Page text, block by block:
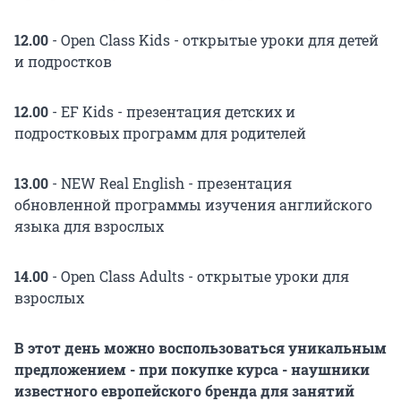
12.00 - Open Class Kids - открытые уроки для детей
и подростков
12.00 - EF Kids - презентация детских и
подростковых программ для родителей
13.00 - NEW Real English - презентация
обновленной программы изучения английского
языка для взрослых
14.00 - Open Class Adults - открытые уроки для
взрослых
В этот день можно воспользоваться уникальным
предложением - при покупке курса - наушники
известного европейского бренда для занятий